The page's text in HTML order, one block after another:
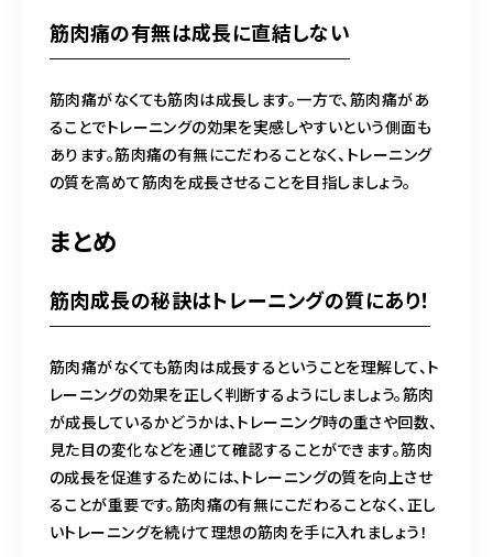
筋肉痛の有無は成長に直結しない
筋肉痛がなくても筋肉は成長します。一方で、筋肉痛があ
ることでトレーニングの効果を実感しやすいという側面も
あります。筋肉痛の有無にこだわることなく、トレーニング
の質を高めて筋肉を成長させることを目指しましょう。
まとめ
筋肉成長の秘訣はトレーニングの質にあり！
筋肉痛がなくても筋肉は成長するということを理解して、ト
レーニングの効果を正しく判断するようにしましょう。筋肉
が成長しているかどうかは、トレーニング時の重さや回数、
見た目の変化などを通じて確認することができます。筋肉
の成長を促進するためには、トレーニングの質を向上させ
ることが重要です。筋肉痛の有無にこだわることなく、正し
いトレーニングを続けて理想の筋肉を手に入れましょう！